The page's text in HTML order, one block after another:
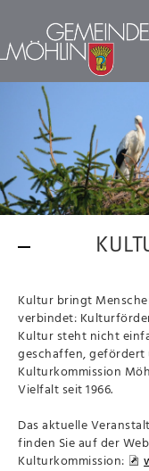
Kultur bringt
verbindet:
Kultur steht nicht
geschaffen, gefördert
Kulturkommission
Vielfalt seit 1966.
Das aktuelle
finden Sie auf der
Kulturkommission: